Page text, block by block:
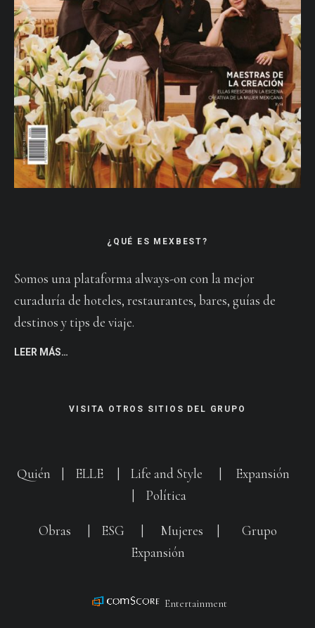
¿QUÉ ES MEXBEST?
Somos una plataforma always-on con la mejor
curaduría de hoteles, restaurantes, bares, guías de
destinos y tips de viaje.
LEER MÁS…
VISITA OTROS SITIOS DEL GRUPO
Quién ELLE Life and Style
Expansión
Política
Obras ESG Mujeres
Grupo
Expansión
Entertainment